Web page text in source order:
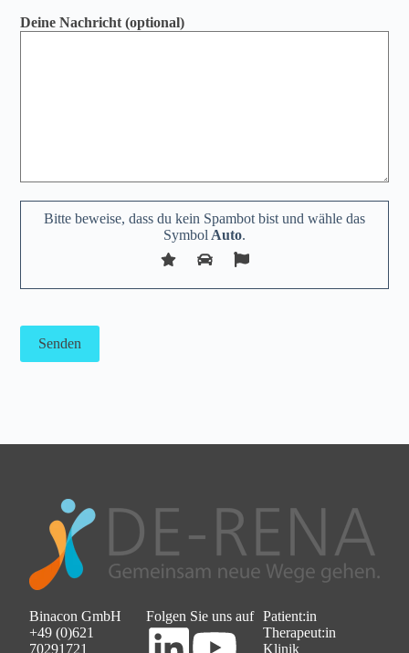
Deine Nachricht (optional)
Bitte beweise, dass du kein Spambot bist und wähle das
Symbol Auto.
Binacon GmbH
+49 (0)621
70291721
Folgen Sie uns auf Patient:in
Therapeut:in
Klinik